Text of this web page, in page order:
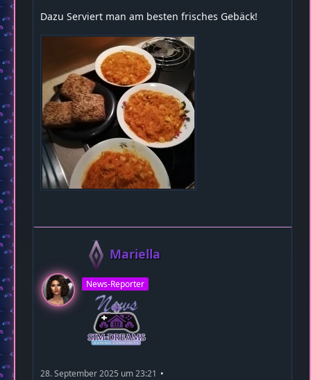
Dazu Serviert man am besten frisches Gebäck!
Mariella
News-Reporter
28. September 2025 um 23:21